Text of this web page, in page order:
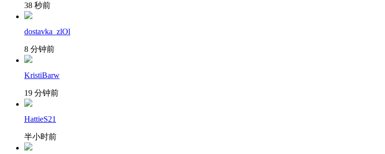
38 秒前
dostavka_zlOl
8 分钟前
KristiBarw
19 分钟前
HattieS21
半小时前